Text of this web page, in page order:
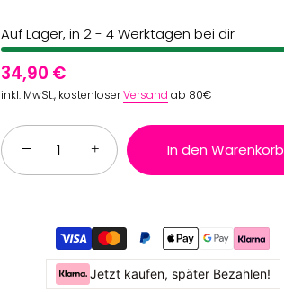
Auf Lager, in 2 - 4 Werktagen bei dir
34,90 €
inkl. MwSt., kostenloserVersand ab 80€
− + In den Warenkorb
Jetzt kaufen, später Bezahlen!